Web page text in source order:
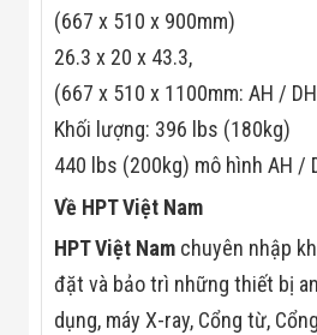
(667 x 510 x 900mm)
26.3 x 20 x 43.3,
(667 x 510 x 1100mm: AH /
Khối lượng: 396 lbs (180kg)
440 lbs (200kg) mô hình AH /
Về HPT Việt Nam
HPT Việt Nam chuyên nhập
đặt và bảo trì những thiết bị
dụng, máy X-ray, Cổng từ,